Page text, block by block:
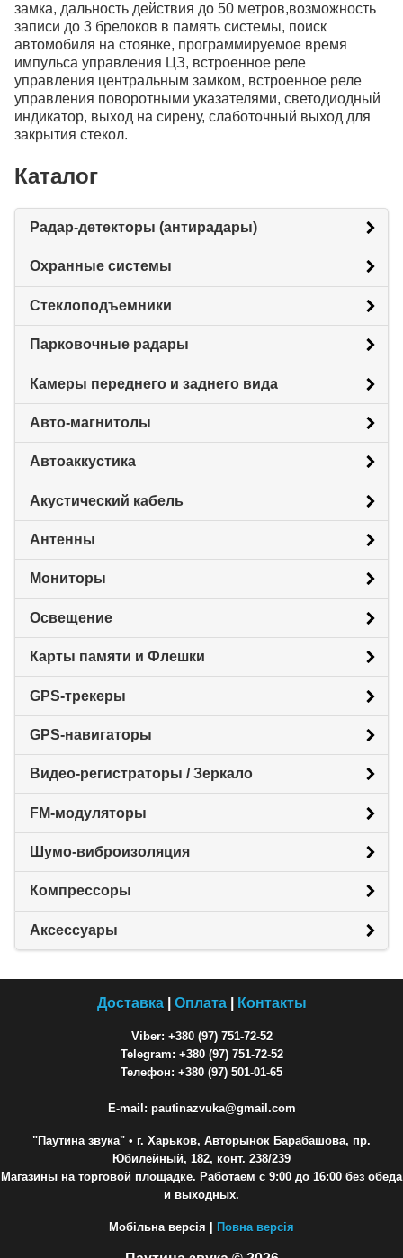
замка, дальность действия до 50 метров,возможность
записи до 3 брелоков в память системы, поиск
автомобиля на стоянке, программируемое время
импульса управления ЦЗ, встроенное реле
управления центральным замком, встроенное реле
управления поворотными указателями, светодиодный
индикатор, выход на сирену, слаботочный выход для
закрытия стекол.
Каталог
Радар-детекторы (антирадары)
Охранные системы
Стеклоподъемники
Парковочные радары
Камеры переднего и заднего вида
Авто-магнитолы
Автоаккустика
Акустический кабель
Антенны
Мониторы
Освещение
Карты памяти и Флешки
GPS-трекеры
GPS-навигаторы
Видео-регистраторы / Зеркало
FM-модуляторы
Шумо-виброизоляция
Компрессоры
Аксессуары
Доставка| Оплата| Контакты
Viber: +380 (97) 751-72-52
Telegram: +380 (97) 751-72-52
Телефон: +380 (97) 501-01-65
E-mail: pautinazvuka@gmail.com
"Паутина звука" • г. Харьков, Авторынок Барабашова, пр.
Юбилейный, 182, конт. 238/239
Магазины на торговой площадке. Работаем с 9:00 до 16:00 без обеда
и выходных.
Мобільна версія | Повна версія